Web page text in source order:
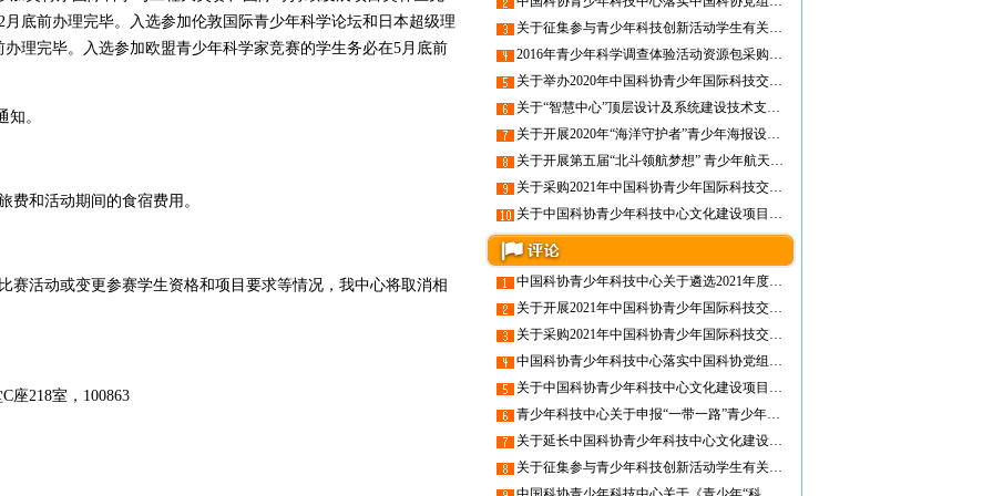
底前办理完毕。入选参加伦敦国际青少年科学论坛和日本超级理
理完毕。入选参加欧盟青少年科学家竞赛的学生务必在5月底前
。
和活动期间的食宿费用。
动或变更参赛学生资格和项目要求等情况，我中心将取消相
218室，100863
关于征集参与青少年科技创新活动学生有关情况的公告
2016年青少年科学调查体验活动资源包采购项目发布公告
关于举办2020年中国科协青少年国际科技交流项目遴选培训暨ISEF冬令营的通知
关于“智慧中心”顶层设计及系统建设技术支持保障项目的采购前公示
关于开展2020年“海洋守护者”青少年海报设计活动的通知
关于开展第五届“北斗领航梦想” 青少年航天科普活动的通知
关于采购2021年中国科协青少年国际科技交流项目遴选培训冬令营终评现场保障服务的公告
关于中国科协青少年科技中心文化建设项目申报评审结果的公告
中国科协青少年科技中心关于遴选2021年度财政项目申报评审与验收工作承担单位的公告
关于开展2021年中国科协青少年国际科技交流项目遴选工作的通知
关于采购2021年中国科协青少年国际科技交流项目遴选培训冬令营终评现场保障服务的公告
中国科协青少年科技中心落实中国科协党组巡视整改工作情况报告
关于中国科协青少年科技中心文化建设项目申报评审结果的公告
青少年科技中心关于申报“一带一路”青少年科技人文交流专题网页制作维护项目的通知
关于延长中国科协青少年科技中心文化建设项目申报期限的公告
关于征集参与青少年科技创新活动学生有关情况的公告